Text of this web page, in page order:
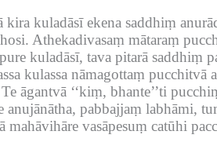
kira kuladāsī ekena saddhiṃ
Athekadivasaṃ mātaraṃ
kuladāsī, tava pitarā saddhiṃ
kulassa nāmagottaṃ pucchitvā
Te āgantvā ‘‘kiṃ, bhante’’ti
anujānātha, pabbajjaṃ labhāmi,
mahāvihāre vasāpesuṃ catūhi